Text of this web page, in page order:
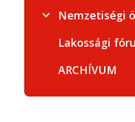
Nemzetiségi
Lakossági
ARCHÍVUM